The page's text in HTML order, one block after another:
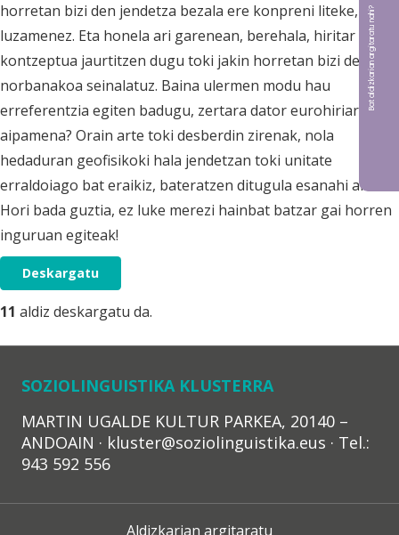
horretan bizi den jendetza bezala ere konpreni liteke,
luzamenez. Eta honela ari garenean, berehala, hiritar
kontzeptua jaurtitzen dugu toki jakin horretan bizi den
norbanakoa seinalatuz. Baina ulermen modu hau
erreferentzia egiten badugu, zertara dator eurohiriaren
aipamena? Orain arte toki desberdin zirenak, nola
hedaduran geofisikoki hala jendetzan toki unitate
erraldoiago bat eraikiz, bateratzen ditugula esanahi al da?
Hori bada guztia, ez luke merezi hainbat batzar gai horren
inguruan egiteak!
Deskargatu
11 aldiz deskargatu da.
SOZIOLINGUISTIKA KLUSTERRA
MARTIN UGALDE KULTUR PARKEA, 20140 –
ANDOAIN · kluster@soziolinguistika.eus · Tel.:
943 592 556
Aldizkarian argitaratu
Bat aldizkarian argitaratu nahi?